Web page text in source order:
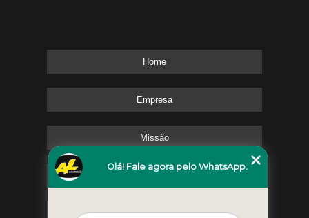
Home
Empresa
Missão
Contato
Olá! Fale agora pelo WhatsApp.